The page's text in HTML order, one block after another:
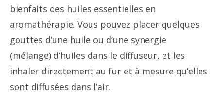
bienfaits des huiles essentielles en
aromathérapie. Vous pouvez placer quelques
gouttes d’une huile ou d’une synergie
(mélange) d’huiles dans le diffuseur, et les
inhaler directement au fur et à mesure qu’elles
sont diffusées dans l’air.